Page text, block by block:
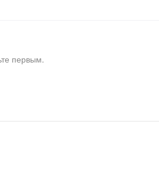
первым.